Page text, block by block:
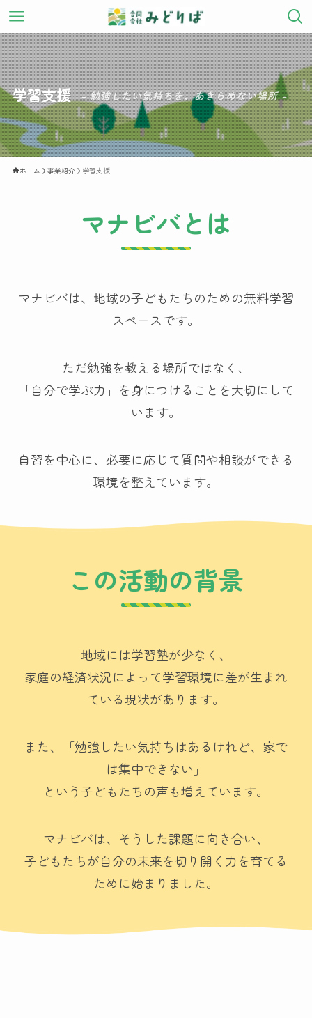
学習支援 – 勉強したい気持ちを、あきらめない場所 –
ホーム 事業紹介 学習支援
マナビバとは
マナビバは、地域の子どもたちのための無料学習
スペースです。
ただ勉強を教える場所ではなく、
「自分で学ぶ力」を身につけることを大切にして
います。
自習を中心に、必要に応じて質問や相談ができる
環境を整えています。
この活動の背景
地域には学習塾が少なく、
家庭の経済状況によって学習環境に差が生まれ
ている現状があります。
また、「勉強したい気持ちはあるけれど、家で
は集中できない」
という子どもたちの声も増えています。
マナビバは、そうした課題に向き合い、
子どもたちが自分の未来を切り開く力を育てる
ために始まりました。